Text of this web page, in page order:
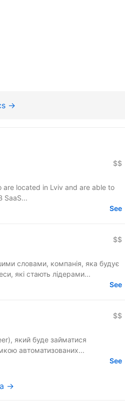
→
$$
are located in Lviv and are able to
SaaS...
See
$$
словами, компанія, яка будує
які стають лідерами...
See
$$
який буде займатися
автоматизованих...
See
→